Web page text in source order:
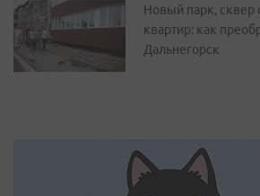
Новый парк, сквер
квартир: как
Дальнегорск